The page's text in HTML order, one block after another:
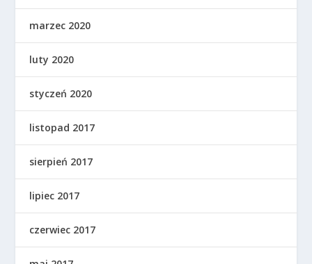
marzec 2020
luty 2020
styczeń 2020
listopad 2017
sierpień 2017
lipiec 2017
czerwiec 2017